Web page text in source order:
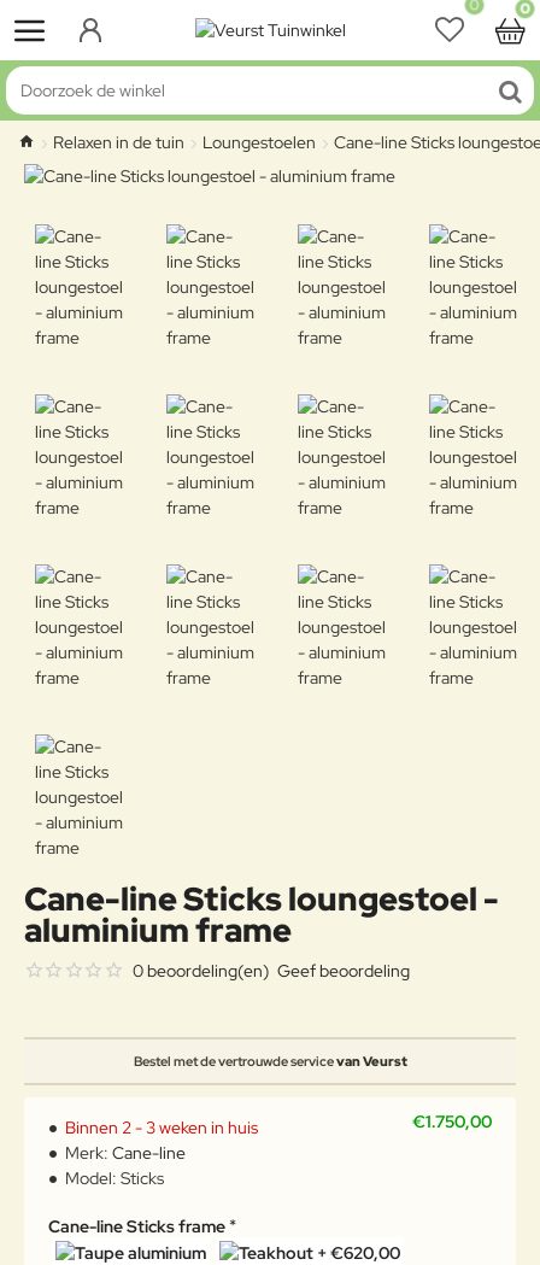
0 0
Doorzoek de winkel
home
Relaxen in de tuin Loungestoelen Cane-line Sticks
Cane-line Sticks loungestoel -
aluminium frame
Bestel met de vertrouwde servicevan Veurst
0 beoordeling(en) Geef beoordeling
€1.750,00
Binnen 2 - 3 weken in huis
Merk: Cane-line
Model: Sticks
Cane-line Sticks frame